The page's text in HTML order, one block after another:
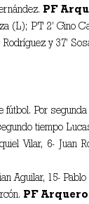
PF
(L); PT 2’ Gino
y 37’
Por
tiempo
Vilar, 6- Juan
Aguilar, 15-
PF